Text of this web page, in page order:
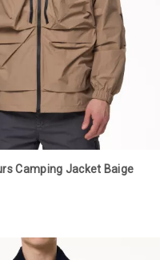
Camping Jacket Baige